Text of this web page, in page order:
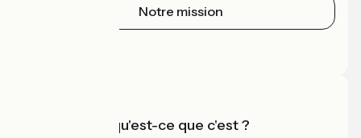
Notre mission
Accueil Vélo qu'est-ce que c'est ?